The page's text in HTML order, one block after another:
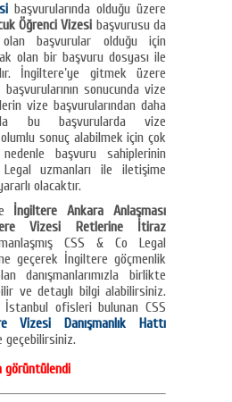
başvurularında olduğu üzere
Öğrenci Vizesi başvurusu da
olan başvurular olduğu için
olan bir başvuru dosyası ile
İngiltere’ye gitmek üzere
sonucunda vize
vize başvurularından daha
bu başvurularda vize
olumlu sonuç alabilmek için çok
başvuru sahiplerinin
Legal uzmanları ile iletişime
olacaktır.
İngiltere Ankara Anlaşması
Vizesi Retlerine İtiraz
CSS & Co Legal
geçerek İngiltere göçmenlik
danışmanlarımızla birlikte
ve detaylı bilgi alabilirsiniz.
ofisleri bulunan CSS
Vizesi Danışmanlık Hattı
geçebilirsiniz.
görüntülendi